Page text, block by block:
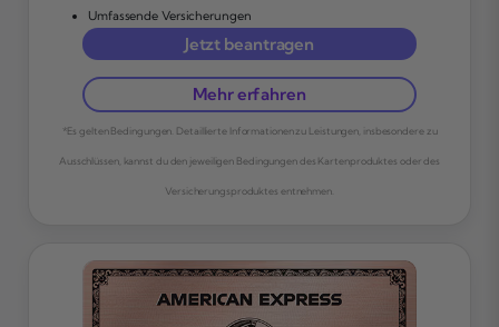
Umfassende Versicherungen
Jetzt beantragen
Mehr erfahren
*Es gelten Bedingungen. Detaillierte Informationen zu Leistungen, insbesondere zu
Ausschlüssen, kannst du den jeweiligen Bedingungen des Kartenproduktes oder des
Versicherungsproduktes entnehmen.